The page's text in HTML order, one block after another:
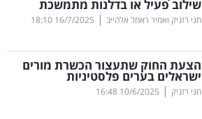
שילוב פעיל או בדלנות מתמשכת
חגי רזניק ואמיר ראחל אלהייב |
16/7/2025
18:10
הצעת החוק שתעצור הכשרת מורים
ישראלים בערים פלסטיניות
חגי רזניק |
10/6/2025
16:48